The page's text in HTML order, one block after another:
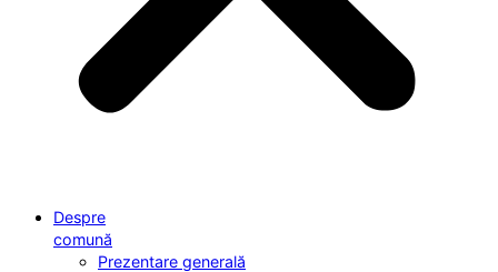
Despre
comună
Prezentare generală